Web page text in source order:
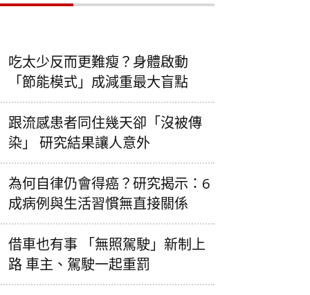
吃太少反而更難瘦？身體啟動
「節能模式」成減重最大盲點
跟流感患者同住幾天卻「沒被傳
染」 研究結果讓人意外
為何自律仍會得癌？研究揭示：6
成病例與生活習慣無直接關係
借車也有事 「無照駕駛」新制上
路 車主、駕駛一起重罰